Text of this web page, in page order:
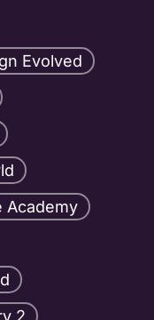
Evolved
Academy
2